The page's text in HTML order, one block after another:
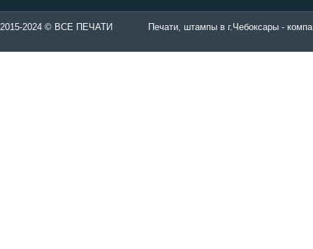
в Чебоксары. Печати, штампы в г.Чебоксары -
2015-2024 © ВСЕ ПЕЧАТИ